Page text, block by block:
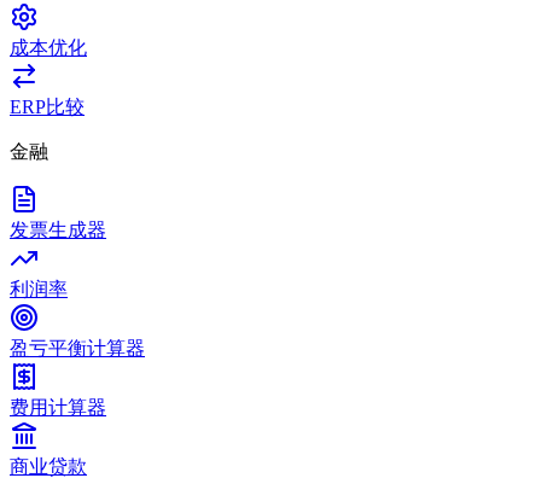
成本优化
ERP比较
金融
发票生成器
利润率
盈亏平衡计算器
费用计算器
商业贷款